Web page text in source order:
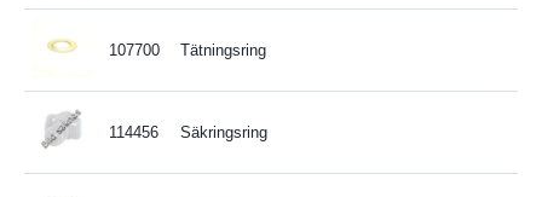
107700 Tätningsring
114456 Säkringsring